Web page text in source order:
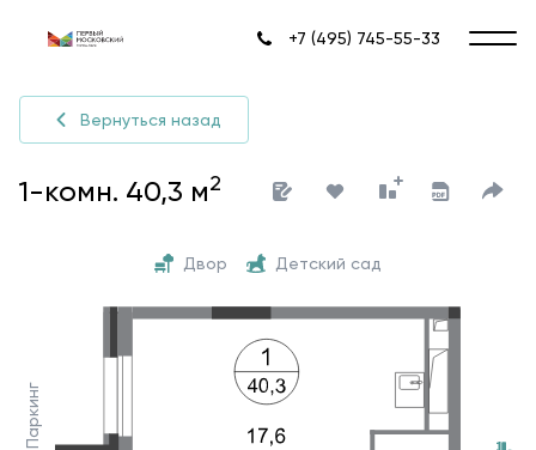
+7 (495) 745-55-33
Вернуться назад
1-комн. 40,3 м2
Паркинг
Двор Детский сад